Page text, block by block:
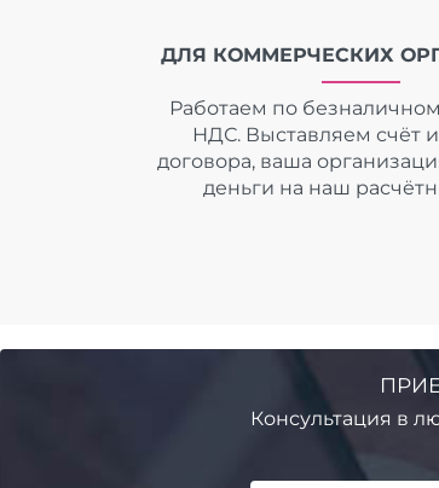
ДЛЯ КОММЕРЧЕСКИХ
Работаем по
НДС. Выставляем счёт
договора, ваша
деньги на наш
Консультация в